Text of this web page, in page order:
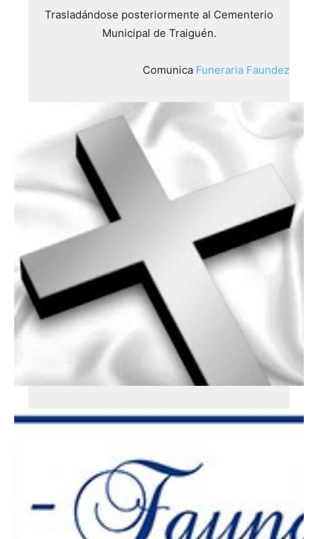
Trasladándose posteriormente al Cementerio
Municipal de Traiguén.
Comunica Funeraria Faundez